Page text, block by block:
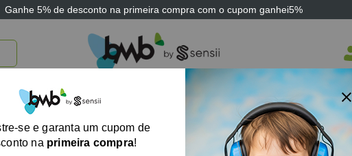
Ganhe 5% de desconto na primeira compra com o cupom ganhei5%
BRINQUEDOS E JOGOS ARK THERAPEUTIC SENSII TECNOLOGIA ASSISTIVA
se e garanta um cupom de
na primeira compra!